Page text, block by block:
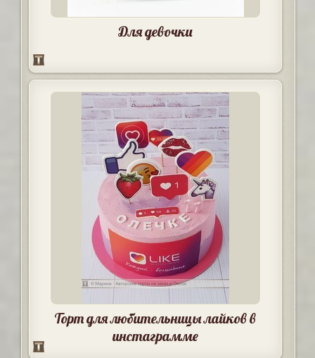
Для девочки
Торт для любительницы лайков в
инстаграмме